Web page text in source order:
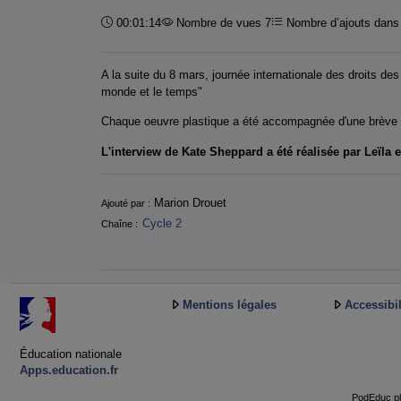
Durée :
00:01:14 Nombre de vues 7 Nombre d’ajouts
A la suite du 8 mars, journée internationale des droits
monde et le temps"
Chaque oeuvre plastique a été accompagnée d'une brève
L'interview de Kate Sheppard a été réalisée par
Informations
Ajouté par : Marion Drouet
Chaîne : Cycle 2
Éducation nationale
Apps.education.fr
Mentions légales
PodEduc